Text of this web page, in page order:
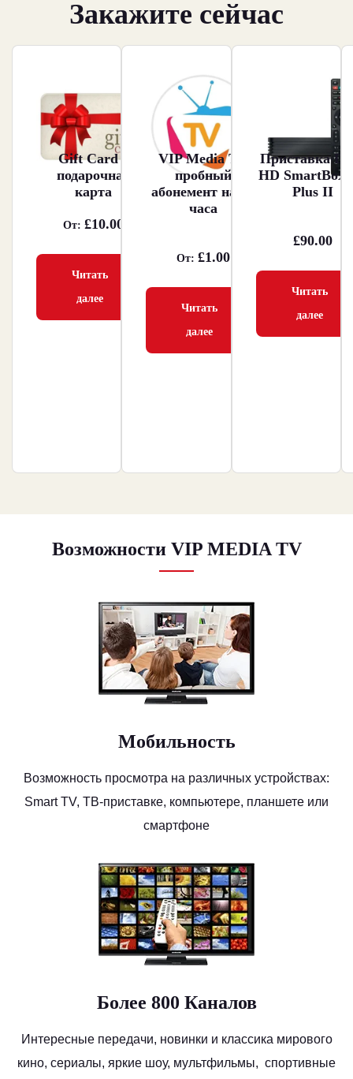
Закажите сейчас
Gift Card –
подарочная
карта
От: £10.00
Читать
далее
VIP Media TV
пробный
абонемент на 24
часа
От: £1.00
Читать
далее
Приставка
HD SmartBox
Plus II
£90.00
Читать
далее
Возможности VIP MEDIA TV
Мобильность
Возможность просмотра на различных устройствах:
Smart TV, ТВ-приставке, компьютере, планшете или
смартфоне
Более 800 Каналов
Интересные передачи, новинки и классика мирового
кино, сериалы, яркие шоу, мультфильмы, спортивные